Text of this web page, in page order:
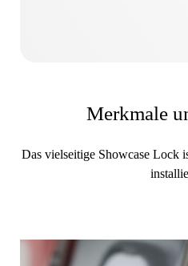
Merkmale
Das vielseitige Showcase Lock